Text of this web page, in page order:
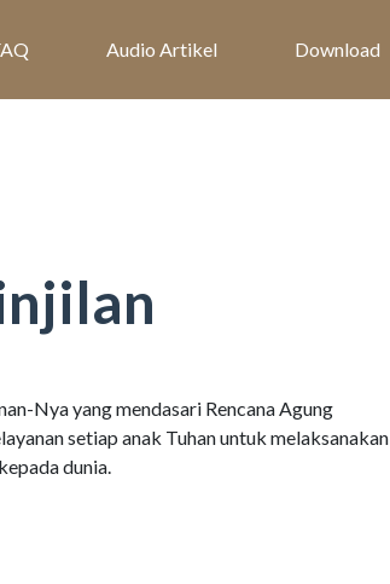
Audio Artikel Download
Nya yang mendasari Rencana Agung
setiap anak Tuhan untuk melaksanakan
dunia.